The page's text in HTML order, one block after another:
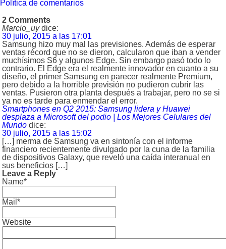
Política de comentarios
2 Comments
Marcio_uy dice:
30 julio, 2015 a las 17:01
Samsung hizo muy mal las previsiones. Además de esperar
ventas récord que no se dieron, calcularon que iban a vender
muchísimos S6 y algunos Edge. Sin embargo pasó todo lo
contrario. El Edge era el realmente innovador en cuanto a su
diseño, el primer Samsung en parecer realmente Premium,
pero debido a la horrible previsión no pudieron cubrir las
ventas. Pusieron otra planta después a trabajar, pero no se si
ya no es tarde para enmendar el error.
Smartphones en Q2 2015: Samsung lidera y Huawei
desplaza a Microsoft del podio | Los Mejores Celulares del
Mundo dice:
30 julio, 2015 a las 15:02
[…] merma de Samsung va en sintonía con el informe
financiero recientemente divulgado por la cuna de la familia
de dispositivos Galaxy, que reveló una caída interanual en
sus beneficios […]
Leave a Reply
Name*
Mail*
Website